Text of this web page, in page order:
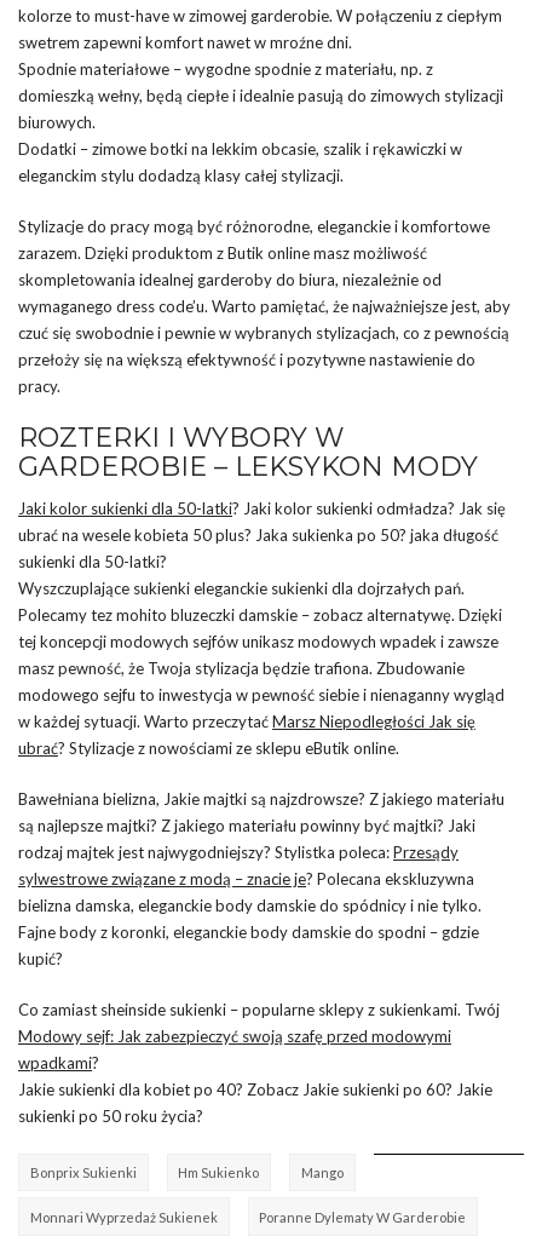
kolorze to must-have w zimowej garderobie. W połączeniu z ciepłym
swetrem zapewni komfort nawet w mroźne dni.
Spodnie materiałowe – wygodne spodnie z materiału, np. z
domieszką wełny, będą ciepłe i idealnie pasują do zimowych stylizacji
biurowych.
Dodatki – zimowe botki na lekkim obcasie, szalik i rękawiczki w
eleganckim stylu dodadzą klasy całej stylizacji.
Stylizacje do pracy mogą być różnorodne, eleganckie i komfortowe
zarazem. Dzięki produktom z Butik online masz możliwość
skompletowania idealnej garderoby do biura, niezależnie od
wymaganego dress code’u. Warto pamiętać, że najważniejsze jest, aby
czuć się swobodnie i pewnie w wybranych stylizacjach, co z pewnością
przełoży się na większą efektywność i pozytywne nastawienie do
pracy.
ROZTERKI I WYBORY W
GARDEROBIE – LEKSYKON MODY
Jaki kolor sukienki dla 50-latki? Jaki kolor sukienki odmładza? Jak się
ubrać na wesele kobieta 50 plus? Jaka sukienka po 50? jaka długość
sukienki dla 50-latki?
Wyszczuplające sukienki eleganckie sukienki dla dojrzałych pań.
Polecamy tez mohito bluzeczki damskie – zobacz alternatywę. Dzięki
tej koncepcji modowych sejfów unikasz modowych wpadek i zawsze
masz pewność, że Twoja stylizacja będzie trafiona. Zbudowanie
modowego sejfu to inwestycja w pewność siebie i nienaganny wygląd
w każdej sytuacji. Warto przeczytaćMarsz Niepodległości Jak się
ubrać? Stylizacje z nowościami ze sklepu eButik online.
Bawełniana bielizna, Jakie majtki są najzdrowsze? Z jakiego materiału
są najlepsze majtki? Z jakiego materiału powinny być majtki? Jaki
rodzaj majtek jest najwygodniejszy? Stylistka poleca:Przesądy
sylwestrowe związane z modą – znacie je? Polecana ekskluzywna
bielizna damska, eleganckie body damskie do spódnicy i nie tylko.
Fajne body z koronki, eleganckie body damskie do spodni – gdzie
kupić?
Co zamiast sheinside sukienki – popularne sklepy z sukienkami. Twój
Modowy sejf: Jak zabezpieczyć swoją szafę przed modowymi
wpadkami?
Jakie sukienki dla kobiet po 40? Zobacz Jakie sukienki po 60? Jakie
sukienki po 50 roku życia?
Bonprix Sukienki Hm Sukienko Mango
Monnari Wyprzedaż Sukienek Poranne Dylematy W Garderobie